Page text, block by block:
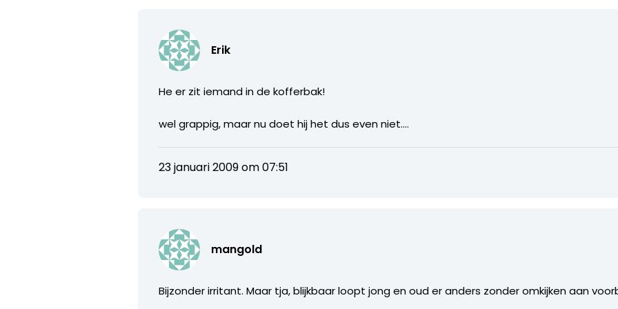
Erik
He er zit iemand in de kofferbak!
wel grappig, maar nu doet hij het dus even niet….
23 januari 2009 om 07:51
mangold
Bijzonder irritant. Maar tja, blijkbaar loopt jong en oud er anders zonder omkijken aan